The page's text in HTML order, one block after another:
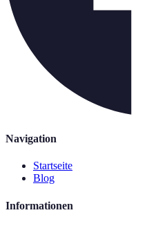
Navigation
Startseite
Blog
Informationen